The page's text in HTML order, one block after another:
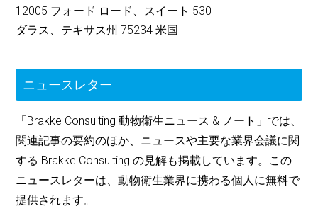
12005 フォード ロード、スイート 530
ダラス、テキサス州 75234 米国
ニュースレター
「Brakke Consulting 動物衛生ニュース & ノート」では、
関連記事の要約のほか、ニュースや主要な業界会議に関
する Brakke Consulting の見解も掲載しています。この
ニュースレターは、動物衛生業界に携わる個人に無料で
提供されます。